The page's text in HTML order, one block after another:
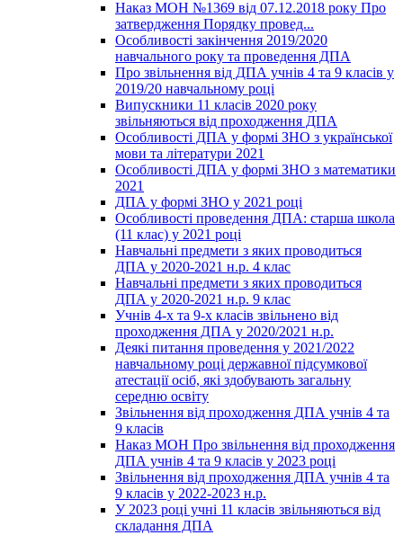
Наказ МОН №1369 від 07.12.2018 року Про
затвердження Порядку провед...
Особливості закінчення 2019/2020
навчального року та проведення ДПА
Про звільнення від ДПА учнів 4 та 9 класів у
2019/20 навчальному році
Випускники 11 класів 2020 року
звільняються від проходження ДПА
Особливості ДПА у формі ЗНО з української
мови та літератури 2021
Особливості ДПА у формі ЗНО з математики
2021
ДПА у формі ЗНО у 2021 році
Особливості проведення ДПА: старша школа
(11 клас) у 2021 році
Навчальні предмети з яких проводиться
ДПА у 2020-2021 н.р. 4 клас
Навчальні предмети з яких проводиться
ДПА у 2020-2021 н.р. 9 клас
Учнів 4-х та 9-х класів звільнено від
проходження ДПА у 2020/2021 н.р.
Деякі питання проведення у 2021/2022
навчальному році державної підсумкової
атестації осіб, які здобувають загальну
середню освіту
Звільнення від проходження ДПА учнів 4 та
9 класів
Наказ МОН Про звільнення від проходження
ДПА учнів 4 та 9 класів у 2023 році
Звільнення від проходження ДПА учнів 4 та
9 класів у 2022-2023 н.р.
У 2023 році учні 11 класів звільняються від
складання ДПА